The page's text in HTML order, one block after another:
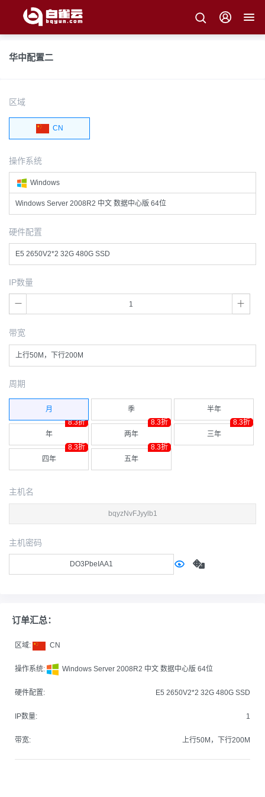
华中配置二
区域
CN
操作系统
Windows
Windows Server 2008R2 中文 数据中心版 64位
硬件配置
E5 2650V2*2 32G 480G SSD
IP数量
带宽
上行50M，下行200M
周期
月 季 半年
年
8.3折
两年
8.3折
三年
8.3折
四年
8.3折
五年
8.3折
主机名
主机密码
订单汇总：
区域: CN
操作系统: Windows Server 2008R2 中文 数据中心版 64位
硬件配置: E5 2650V2*2 32G 480G SSD
IP数量: 1
带宽: 上行50M，下行200M